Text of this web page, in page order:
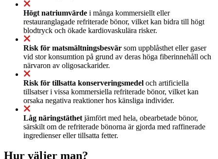
Högt natriumvärde i många kommersiellt eller
restauranglagade refriterade bönor, vilket kan bidra till högt
blodtryck och ökade kardiovaskulära risker.
Risk för matsmältningsbesvär som uppblåsthet eller gaser
vid stor konsumtion på grund av deras höga fiberinnehåll och
närvaron av oligosackarider.
Risk för tillsatta konserveringsmedel och artificiella
tillsatser i vissa kommersiella refriterade bönor, vilket kan
orsaka negativa reaktioner hos känsliga individer.
Låg näringstäthet jämfört med hela, obearbetade bönor,
särskilt om de refriterade bönorna är gjorda med raffinerade
ingredienser eller tillsatta fetter.
Hur väljer man?